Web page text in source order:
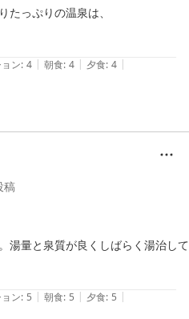
たっぷりの温泉は、
ン: 4 | 朝食: 4 | 夕食: 4 |
稿
湯量と泉質が良くしばらく湯治して
ン: 5 | 朝食: 5 | 夕食: 5 |